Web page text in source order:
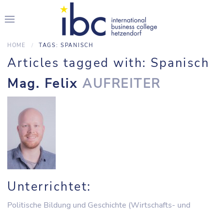
HOME TAGS: SPANISCH
Articles tagged with: Spanisch
Mag. FelixAUFREITER
Unterrichtet:
Politische Bildung und Geschichte (Wirtschafts- und